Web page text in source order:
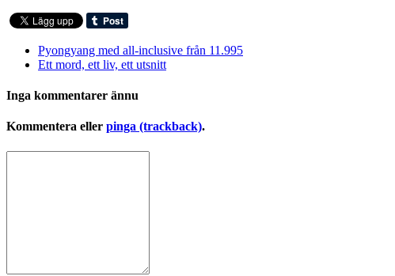
Pyongyang med all-inclusive från 11.995
Ett mord, ett liv, ett utsnitt
Inga kommentarer ännu
Kommentera eller pinga (trackback).